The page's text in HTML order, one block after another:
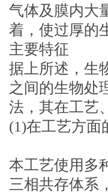
气体及膜内大
着，使过厚的
主要特征
据上所述，生
之间的生物处
法，其在工艺
(1)在工艺方面
本工艺使用多
三相共存体系